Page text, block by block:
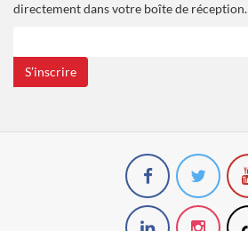
directement dans votre boîte de réception.
S’inscrire